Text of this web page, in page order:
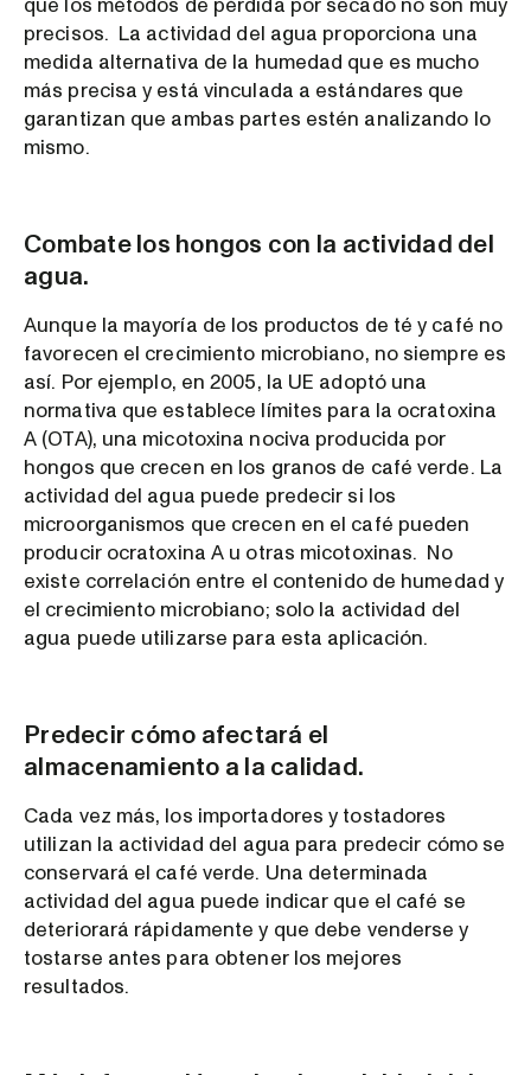
precisos. La actividad del agua proporciona una
medida alternativa de la humedad que es mucho
más precisa y está vinculada a estándares que
garantizan que ambas partes estén analizando lo
mismo.
Combate los hongos con la actividad del
agua.
Aunque la mayoría de los productos de té y café no
favorecen el crecimiento microbiano, no siempre es
así. Por ejemplo, en 2005, la UE adoptó una
normativa que establece límites para la ocratoxina
A (OTA), una micotoxina nociva producida por
hongos que crecen en los granos de café verde. La
actividad del agua puede predecir si los
microorganismos que crecen en el café pueden
producir ocratoxina A u otras micotoxinas. No
existe correlación entre el contenido de humedad y
el crecimiento microbiano; solo la actividad del
agua puede utilizarse para esta aplicación.
Predecir cómo afectará el
almacenamiento a la calidad.
Cada vez más, los importadores y tostadores
utilizan la actividad del agua para predecir cómo se
conservará el café verde. Una determinada
actividad del agua puede indicar que el café se
deteriorará rápidamente y que debe venderse y
tostarse antes para obtener los mejores
resultados.